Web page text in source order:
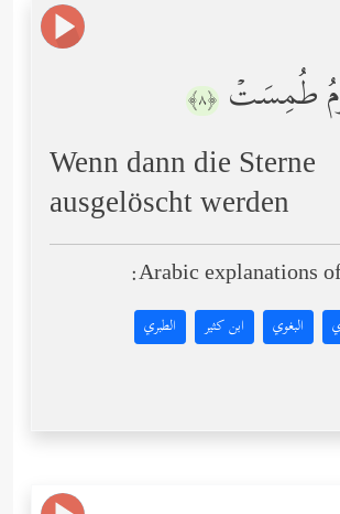
طُمِسَتۡ ﴿٨﴾
Wenn dann die Sterne
ausgelöscht werden
Arabic explanations
البغوي ابن كثير الطبري